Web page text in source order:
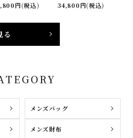
円(税込)
34,800円(税込)
る
メンズバッグ
メンズ財布